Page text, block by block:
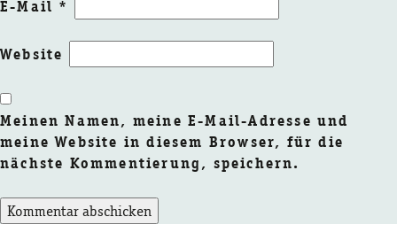
E-Mail *
Website
Meinen Namen, meine E-Mail-Adresse und
meine Website in diesem Browser, für die
nächste Kommentierung, speichern.